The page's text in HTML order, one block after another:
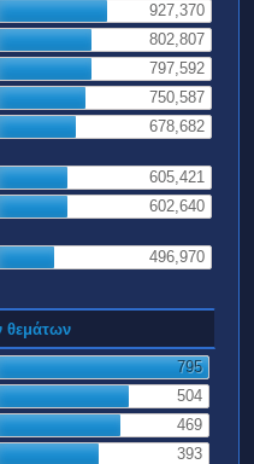
927,370
802,807
797,592
750,587
678,682
605,421
602,640
496,970
θεμάτων
795
504
469
393